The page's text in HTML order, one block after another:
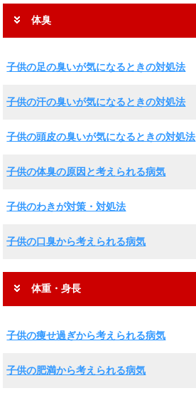
体臭
子供の足の臭いが気になるときの対処法
子供の汗の臭いが気になるときの対処法
子供の頭皮の臭いが気になるときの対処法
子供の体臭の原因と考えられる病気
子供のわきが対策・対処法
子供の口臭から考えられる病気
体重・身長
子供の痩せ過ぎから考えられる病気
子供の肥満から考えられる病気